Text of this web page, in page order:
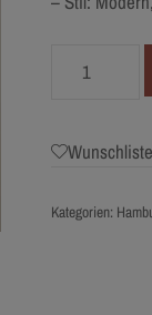
MengeWunschliste
Kategorien: